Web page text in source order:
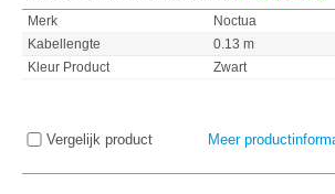
Merk
Noctua
Kabellengte
0.13 m
Kleur Product
Zwart
Vergelijk product Meer